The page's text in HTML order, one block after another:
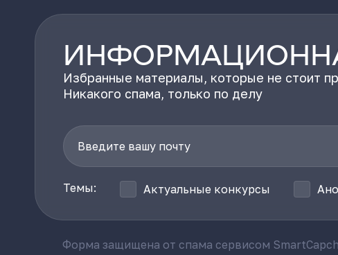
Избранные материалы, которые не стоит
Никакого спама, только по делу
Темы: Актуальные конкурсы
Форма защищена от спама сервисом